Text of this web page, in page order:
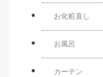
お化粧直し
お風呂
カーテン